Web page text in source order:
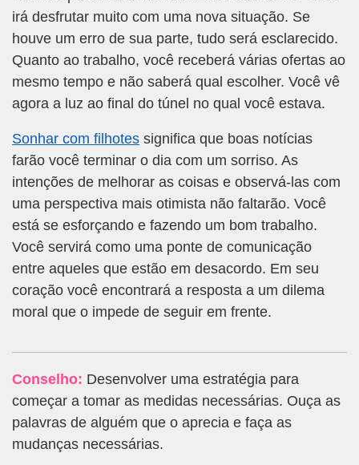
irá desfrutar muito com uma nova situação. Se
houve um erro de sua parte, tudo será esclarecido.
Quanto ao trabalho, você receberá várias ofertas ao
mesmo tempo e não saberá qual escolher. Você vê
agora a luz ao final do túnel no qual você estava.
Sonhar com filhotes significa que boas notícias
farão você terminar o dia com um sorriso. As
intenções de melhorar as coisas e observá-las com
uma perspectiva mais otimista não faltarão. Você
está se esforçando e fazendo um bom trabalho.
Você servirá como uma ponte de comunicação
entre aqueles que estão em desacordo. Em seu
coração você encontrará a resposta a um dilema
moral que o impede de seguir em frente.
Conselho: Desenvolver uma estratégia para
começar a tomar as medidas necessárias. Ouça as
palavras de alguém que o aprecia e faça as
mudanças necessárias.